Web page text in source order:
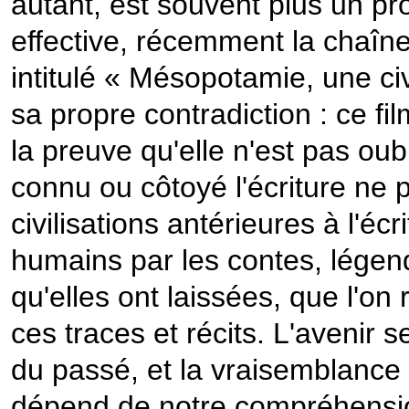
effective, récemment la
intitulé « Mésopotamie, une
sa propre contradiction : ce
la preuve qu'elle n'est pas
connu ou côtoyé l'écriture ne
civilisations antérieures à
humains par les contes,
qu'elles ont laissées, que l'on
ces traces et récits. L'avenir
du passé, et la